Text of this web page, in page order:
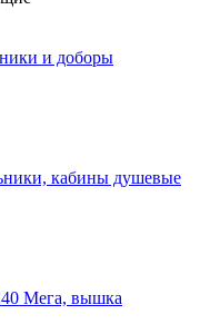
и доборы
кабины душевые
Мега, вышка